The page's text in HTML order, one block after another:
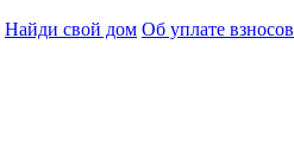
Найди свой дом Об уплате взносов